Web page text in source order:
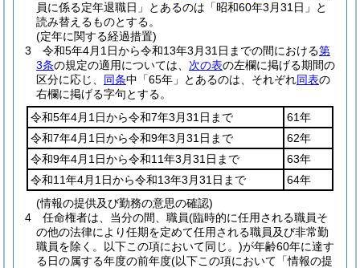
員に係る定年退職日」とあるのは「昭和60年3月31日」と
読み替えるものとする。
(定年に関する経過措置)
3
令和5年4月1日から令和13年3月31日までの間における第
3条の規定の適用については、 次の表の左欄に掲げる期間の
区分に応じ、 同条中「65年」とあるのは、それぞれ同表の
右欄に掲げる字句とする。
令和5年4月1日から令和7年3月31日まで
61年
令和7年4月1日から令和9年3月31日まで
62年
令和9年4月1日から令和11年3月31日まで
63年
令和11年4月1日から令和13年3月31日まで
64年
(情報の提供及び勤務の意思の確認)
4
任命権者は、当分の間、職員(臨時的に任用される職員そ
の他の法律により任期を定めて任用される職員及び非常勤
職員を除く。以下この項において同じ。)が年齢60年に達す
る日の属する年度の前年度(以下この項において「情報の提